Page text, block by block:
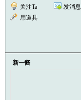
关注Ta
发消息
用道具
新一酱